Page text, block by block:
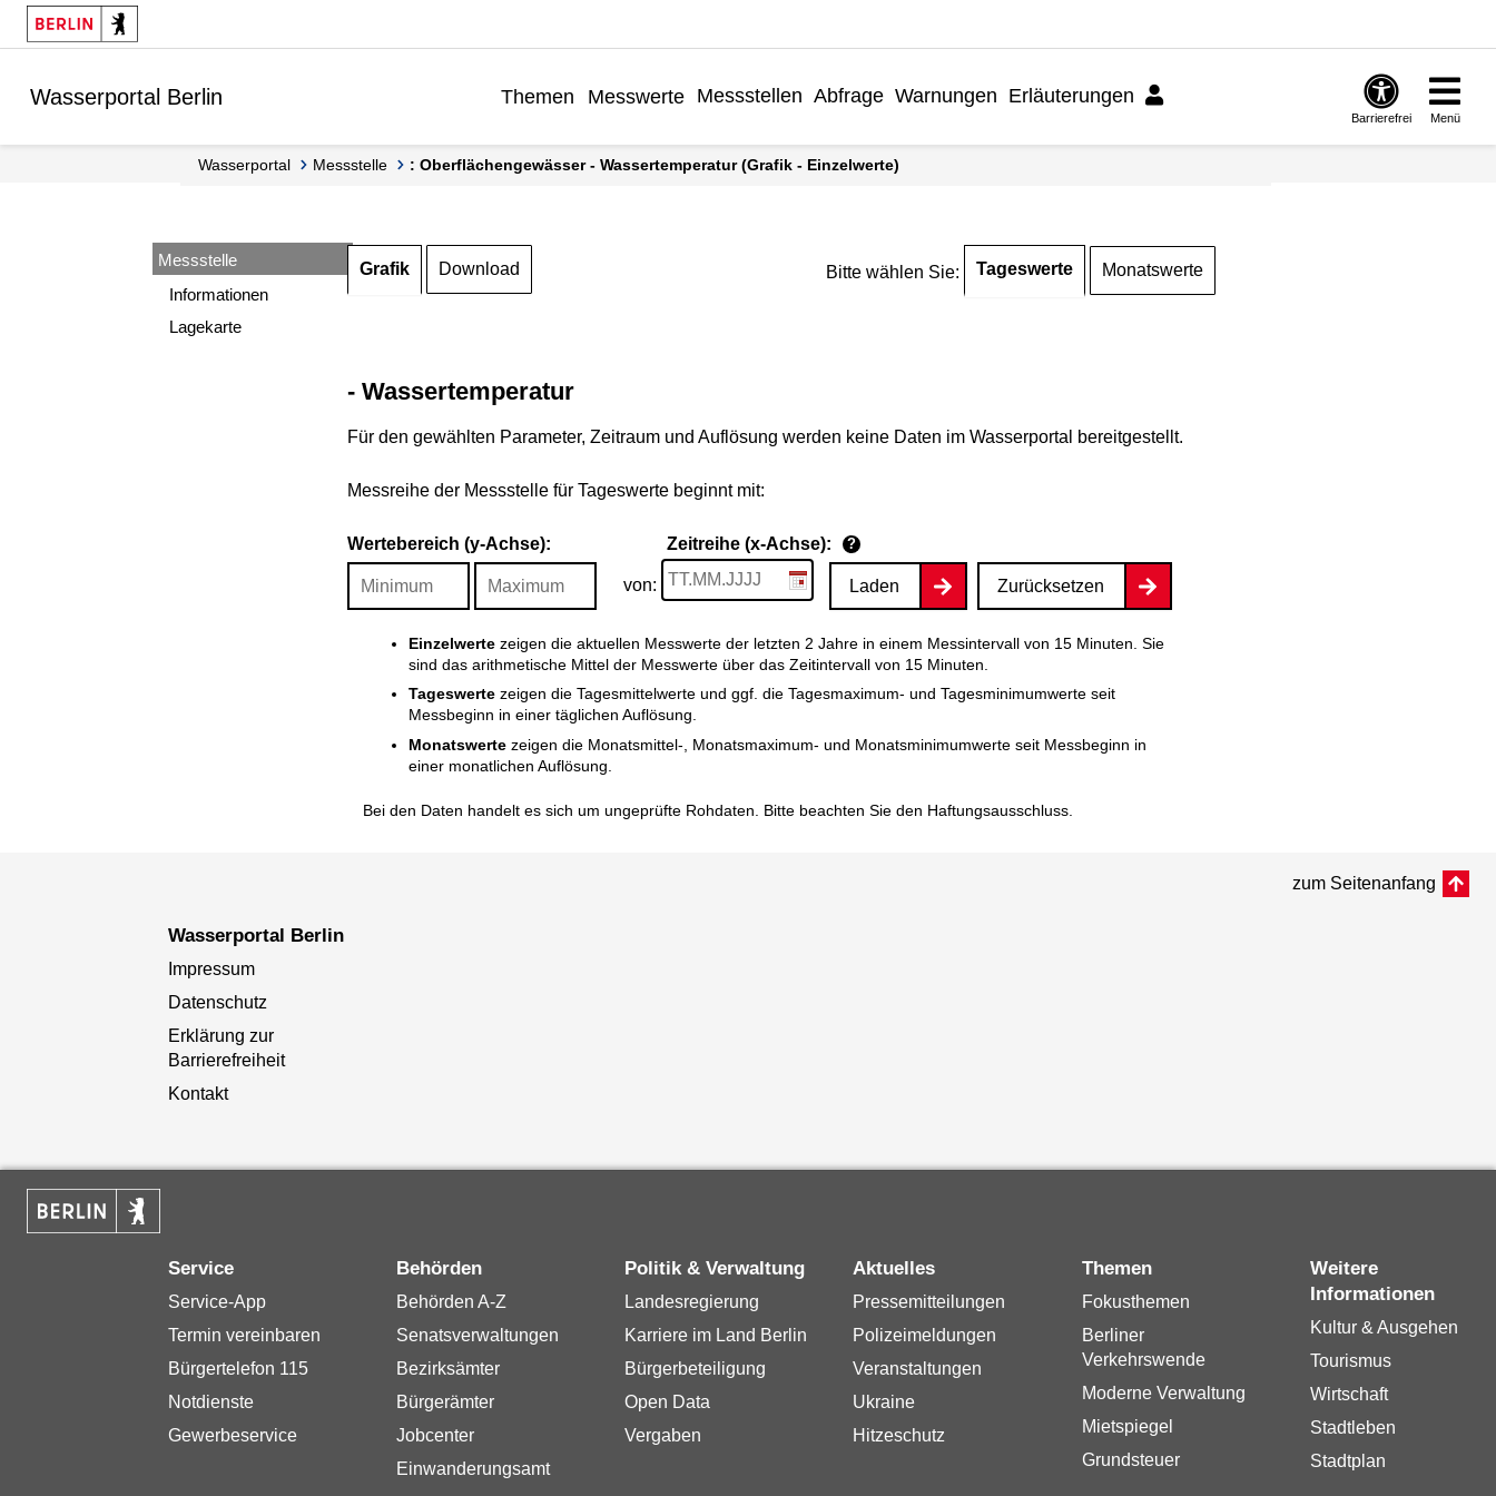
Springe zur Navigation
Springe zum Inhalt
Wasserportal Berlin Themen Messwerte Messstellen Abfrage Warnungen Erläuterungen
Barrierefrei Menü
Wasserportal Messstelle : Oberflächengewässer - Wassertemperatur (Grafik - Einzelwerte)
Messstelle
Informationen
Lagekarte
Grafik Download Bitte wählen Sie: Tageswerte Monatswerte
- Wassertemperatur
Für den gewählten Parameter, Zeitraum und Auflösung werden keine Daten im Wasserportal bereitgestellt.
Messreihe der Messstelle für Tageswerte beginnt mit:
Wertebereich (y-Achse): Zeitreihe (x-Achse): ?
von: Laden Zurücksetzen
Einzelwertezeigen die aktuellen Messwerte der letzten 2 Jahre in einem Messintervall von 15 Minuten. Sie
sind das arithmetische Mittel der Messwerte über das Zeitintervall von 15 Minuten.
Tageswertezeigen die Tagesmittelwerte und ggf. die Tagesmaximum- und Tagesminimumwerte seit
Messbeginn in einer täglichen Auflösung.
Monatswertezeigen die Monatsmittel-, Monatsmaximum- und Monatsminimumwerte seit Messbeginn in
einer monatlichen Auflösung.
Bei den Daten handelt es sich um ungeprüfte Rohdaten. Bitte beachten Sie den Haftungsausschluss.
zum Seitenanfang
Wasserportal Berlin
Impressum
Datenschutz
Erklärung zur
Barrierefreiheit
Kontakt
Service
Service-App
Termin vereinbaren
Bürgertelefon 115
Notdienste
Gewerbeservice
Behörden
Behörden A-Z
Senatsverwaltungen
Bezirksämter
Bürgerämter
Jobcenter
Einwanderungsamt
Politik & Verwaltung
Landesregierung
Karriere im Land Berlin
Bürgerbeteiligung
Open Data
Vergaben
Aktuelles
Pressemitteilungen
Polizeimeldungen
Veranstaltungen
Ukraine
Hitzeschutz
Themen
Fokusthemen
Berliner
Verkehrswende
Moderne Verwaltung
Mietspiegel
Grundsteuer
Weitere
Informationen
Kultur & Ausgehen
Tourismus
Wirtschaft
Stadtleben
Stadtplan